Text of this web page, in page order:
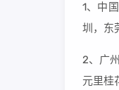
1、中
圳，东
2、广
元里桂